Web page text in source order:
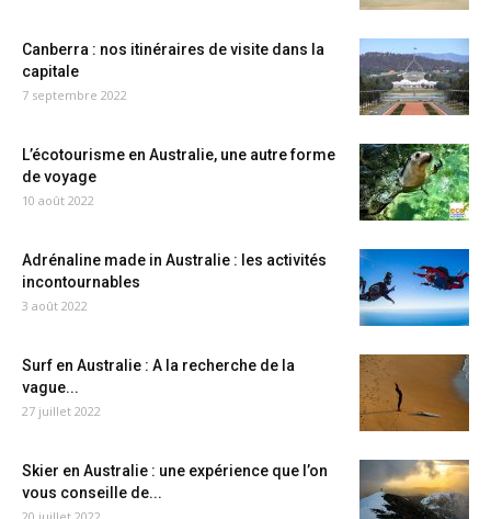
Canberra : nos itinéraires de visite dans la
capitale
7 septembre 2022
L’écotourisme en Australie, une autre forme
de voyage
10 août 2022
Adrénaline made in Australie : les activités
incontournables
3 août 2022
Surf en Australie : A la recherche de la
vague...
27 juillet 2022
Skier en Australie : une expérience que l’on
vous conseille de...